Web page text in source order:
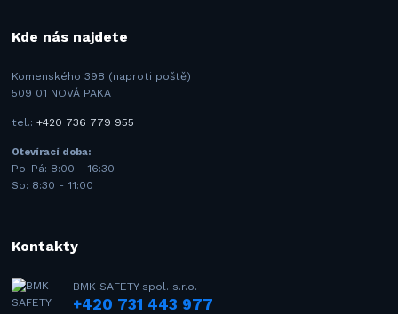
Kde nás najdete
Komenského 398 (naproti poště)
509 01 NOVÁ PAKA
tel.:+420 736 779 955
Otevírací doba:
Po-Pá: 8:00 - 16:30
So: 8:30 - 11:00
Kontakty
BMK SAFETY spol. s.r.o.
+420 731 443 977